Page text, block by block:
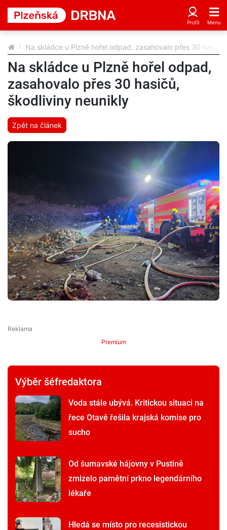
Na skládce u Plzně hořel odpad, zasahovalo přes 30
Na skládce u Plzně hořel odpad,
zasahovalo přes 30 hasičů,
škodliviny neunikly
Zpět na článek
Premium
Výběr šéfredaktora
Voda stále ubývá. Kritickou situaci na
řece Otavě řešila krajská komise pro
sucho
Od šumavské hájovny v Pustině
zmizelo pamětní prkno legendárního
lékaře
Hledá se místo pro recesistickou